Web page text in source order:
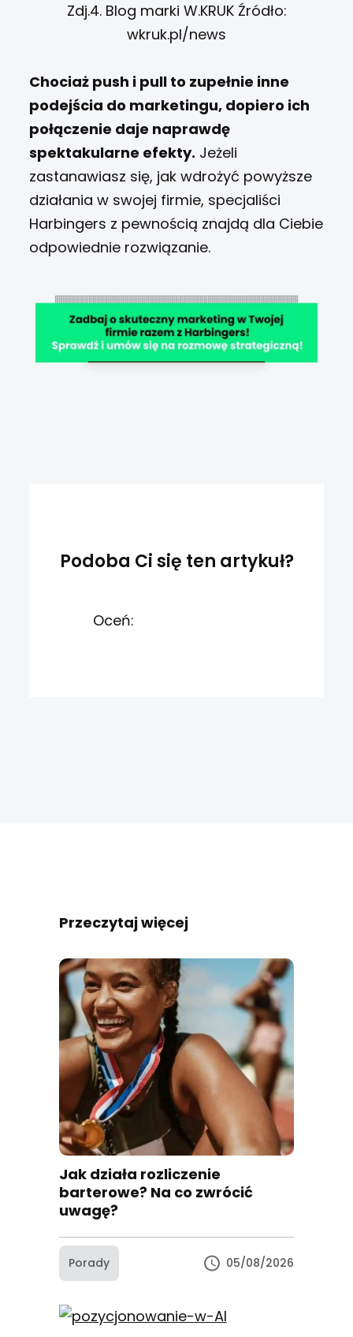
Zdj.4. Blog marki W.KRUK Źródło:
wkruk.pl/news
Chociaż push i pull to zupełnie inne
podejścia do marketingu, dopiero ich
połączenie daje naprawdę
spektakularne efekty. Jeżeli
zastanawiasz się, jak wdrożyć powyższe
działania w swojej firmie, specjaliści
Harbingers z pewnością znajdą dla Ciebie
odpowiednie rozwiązanie.
Podoba Ci się ten artykuł?
Oceń:
Przeczytaj więcej
Jak działa rozliczenie
barterowe? Na co zwrócić
uwagę?
Porady 05/08/2026